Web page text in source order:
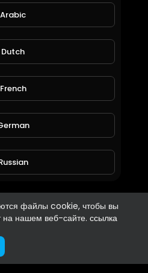
файлы cookie, чтобы вы
на нашем веб-сайте. ссылка
Arabic
Dutch
French